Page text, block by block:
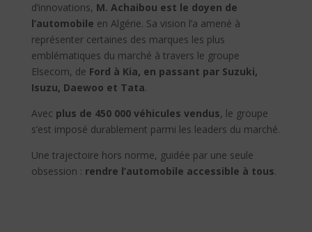
d’innovations, M. Achaibou est le doyen de
l’automobile en Algérie. Sa vision l’a amené à
représenter certaines des marques les plus
emblématiques du marché à travers le groupe
Elsecom, de Ford à Kia, en passant par Suzuki,
Isuzu, Daewoo et Tata.
Avec plus de 450 000 véhicules vendus, le groupe
s’est imposé durablement parmi les leaders du marché.
Une trajectoire hors norme, guidée par une seule
obsession : rendre l’automobile accessible à tous.